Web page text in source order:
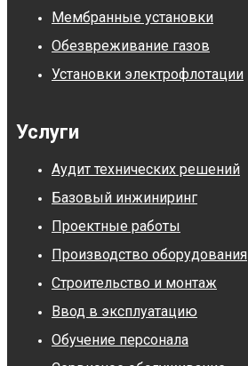
Мембранные установки
Обезвреживание газов
Установки электрофлотации
Услуги
Аудит технических решений
Базовый инжиниринг
Проектные работы
Производство оборудования
Строительство и монтаж
Ввод в эксплуатацию
Обучение персонала